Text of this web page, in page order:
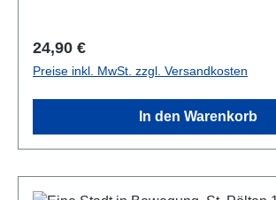
Regulärer Preis:
24,90 €
Preise inkl. MwSt. zzgl. Versandkosten
In den Warenkorb